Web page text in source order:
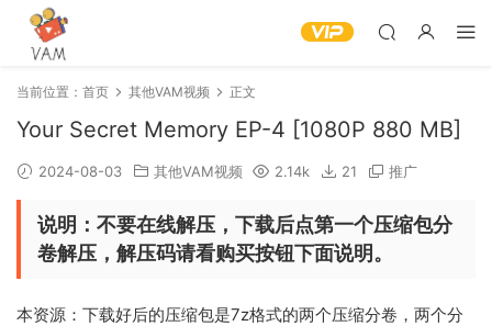
当前位置： 首页 其他VAM视频 正文
Your Secret Memory EP-4 [1080P 880 MB]
2024-08-03 其他VAM视频 2.14k 21 推广
说明：不要在线解压，下载后点第一个压缩包分
卷解压，解压码请看购买按钮下面说明。
本资源：下载好后的压缩包是7z格式的两个压缩分卷，两个分